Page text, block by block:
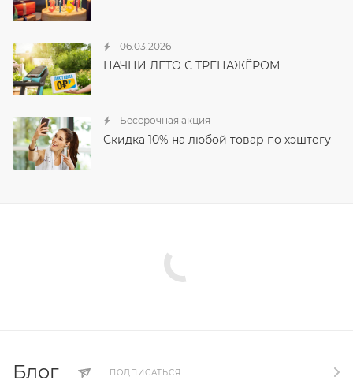
06.03.2026
НАЧНИ ЛЕТО С ТРЕНАЖЁРОМ
Бессрочная акция
Скидка 10% на любой товар по хэштегу
Блог ПОДПИСАТЬСЯ